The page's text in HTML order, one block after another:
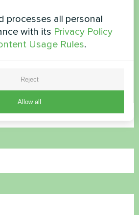
or have
processes all personal
with its Privacy Policy
Usage Rules.
Reject
Allow all